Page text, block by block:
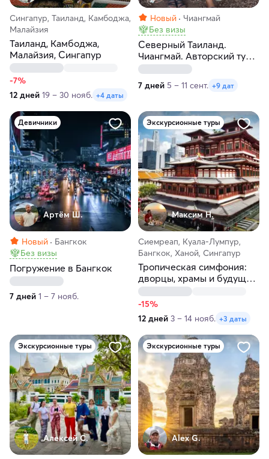
Сингапур, Таиланд, Камбоджа,
Малайзия
Таиланд, Камбоджа,
Малайзия, Сингапур
-7%
12 дней 19 – 30 нояб. +4 даты
Новый
Чиангмай
Без визы
Северный Таиланд.
Чиангмай. Авторский тур-
экспедиция по пяти
северным городам
7 дней 5 – 11 сент. +9 дат
Девичники
Артём Ш.
Новый
Бангкок
Без визы
Погружение в Бангкок
7 дней 1 – 7 нояб.
Экскурсионные туры
Максим H.
Сиемреап, Куала-Лумпур,
Бангкок, Ханой, Сингапур
Тропическая симфония:
дворцы, храмы и будущее
в одном туре!
-15%
12 дней 3 – 14 нояб. +3 даты
Экскурсионные туры
Алексей С.
Экскурсионные туры
Alex G.